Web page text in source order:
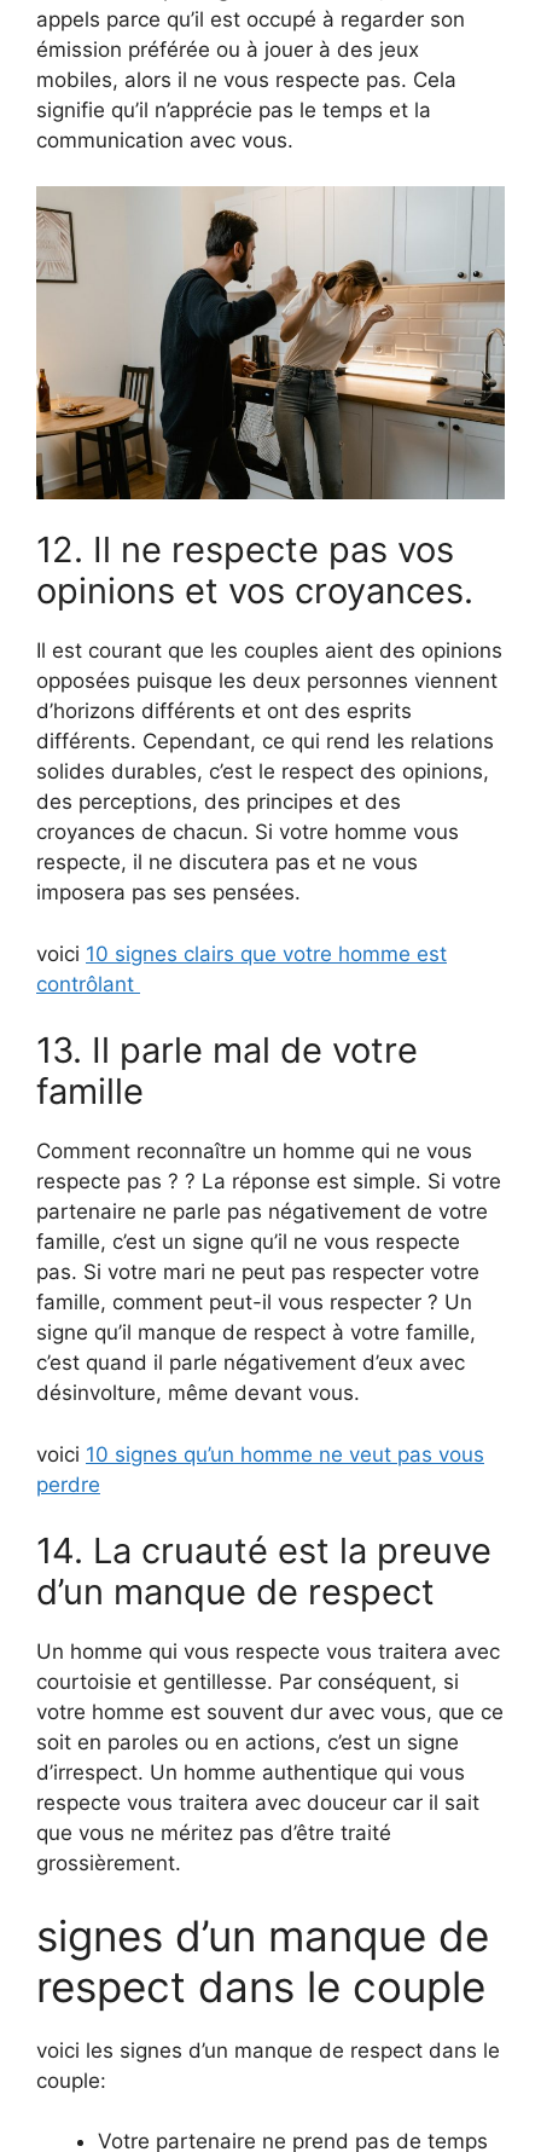
appels parce qu’il est occupé à regarder son
émission préférée ou à jouer à des jeux
mobiles, alors il ne vous respecte pas. Cela
signifie qu’il n’apprécie pas le temps et la
communication avec vous.
12. Il ne respecte pas vos
opinions et vos croyances.
Il est courant que les couples aient des opinions
opposées puisque les deux personnes viennent
d’horizons différents et ont des esprits
différents. Cependant, ce qui rend les relations
solides durables, c’est le respect des opinions,
des perceptions, des principes et des
croyances de chacun. Si votre homme vous
respecte, il ne discutera pas et ne vous
imposera pas ses pensées.
voici 10 signes clairs que votre homme est
contrôlant
13. Il parle mal de votre
famille
Comment reconnaître un homme qui ne vous
respecte pas ? ? La réponse est simple. Si votre
partenaire ne parle pas négativement de votre
famille, c’est un signe qu’il ne vous respecte
pas. Si votre mari ne peut pas respecter votre
famille, comment peut-il vous respecter ? Un
signe qu’il manque de respect à votre famille,
c’est quand il parle négativement d’eux avec
désinvolture, même devant vous.
voici 10 signes qu’un homme ne veut pas vous
perdre
14. La cruauté est la preuve
d’un manque de respect
Un homme qui vous respecte vous traitera avec
courtoisie et gentillesse. Par conséquent, si
votre homme est souvent dur avec vous, que ce
soit en paroles ou en actions, c’est un signe
d’irrespect. Un homme authentique qui vous
respecte vous traitera avec douceur car il sait
que vous ne méritez pas d’être traité
grossièrement.
signes d’un manque de
respect dans le couple
voici les signes d’un manque de respect dans le
couple:
Votre partenaire ne prend pas de temps